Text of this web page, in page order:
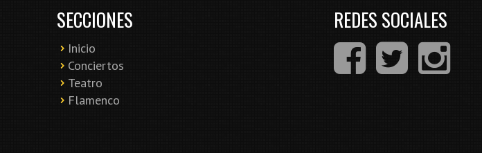
SECCIONES
Inicio
Conciertos
Teatro
Flamenco
REDES SOCIALES